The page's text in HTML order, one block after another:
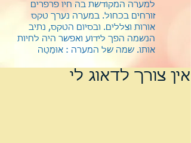
למערה המקודשת בה חיו פרפרים
זורחים בכחול. במערה נערך טקס
אורות וצללים. ובסיום הטקס, נתיב
הנשמה הפך לידוע ואפשר היה לחיות
אותו. שמה של המערה : אוּמַטַה
אין צורך לדאוג לי